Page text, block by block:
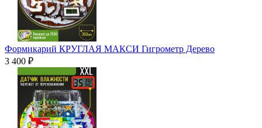
Формикарий КРУГЛАЯ МАКСИ Гигрометр Дерево
3 400 ₽